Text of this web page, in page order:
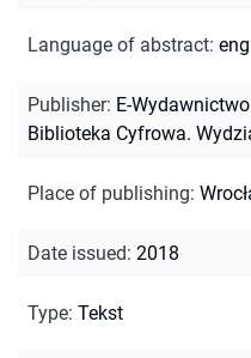
Language of abstract: eng
Publisher: E-
Biblioteka Cyfrowa.
Place of publishing:
Date issued: 2018
Type: Tekst